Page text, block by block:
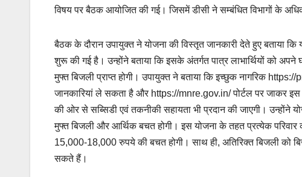
विषय पर बैठक आयोजित की गई। जिसमें डीसी ने सम्बंधित विभागों के
बैठक के दौरान उपायुक्त ने योजना की विस्तृत जानकारी देते हुए बताया
शुरू की गई है। उन्होंने बताया कि इसके अंतर्गत पात्र लाभार्थियों को
मुफ्त बिजली प्राप्त होगी। उपायुक्त ने बताया कि इच्छुक नागरिक
जानकारियां ले सकता है और https://mnre.gov.in/ पोर्टल पर जाकर
की ओर से सब्सिडी एवं तकनीकी सहायता भी प्रदान की जाएगी।
मुफ्त बिजली और आर्थिक बचत होगी। इस योजना के तहत प्रत्येक परिवार
15,000-18,000 रुपये की बचत होगी। साथ ही, अतिरिक्त बिजली को
सकते हैं।